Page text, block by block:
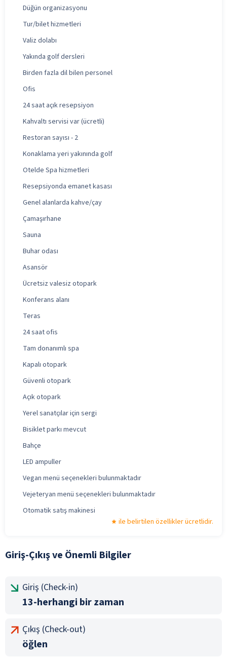
Düğün organizasyonu
Tur/bilet hizmetleri
Valiz dolabı
Yakında golf dersleri
Birden fazla dil bilen personel
Ofis
24 saat açık resepsiyon
Kahvaltı servisi var (ücretli)
Restoran sayısı - 2
Konaklama yeri yakınında golf
Otelde Spa hizmetleri
Resepsiyonda emanet kasası
Genel alanlarda kahve/çay
Çamaşırhane
Sauna
Buhar odası
Asansör
Ücretsiz valesiz otopark
Konferans alanı
Teras
24 saat ofis
Tam donanımlı spa
Kapalı otopark
Güvenli otopark
Açık otopark
Yerel sanatçılar için sergi
Bisiklet parkı mevcut
Bahçe
LED ampuller
Vegan menü seçenekleri bulunmaktadır
Vejeteryan menü seçenekleri bulunmaktadır
Otomatik satış makinesi
ile belirtilen özellikler ücretlidir.
Giriş-Çıkış ve Önemli Bilgiler
Giriş (Check-in)
13-herhangi bir zaman
Çıkış (Check-out)
öğlen